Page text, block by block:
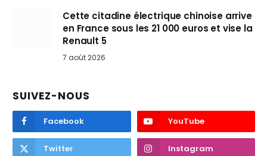
Cette citadine électrique chinoise arrive
en France sous les 21 000 euros et vise la
Renault 5
7 août 2026
SUIVEZ-NOUS
Facebook YouTube
Twitter Instagram